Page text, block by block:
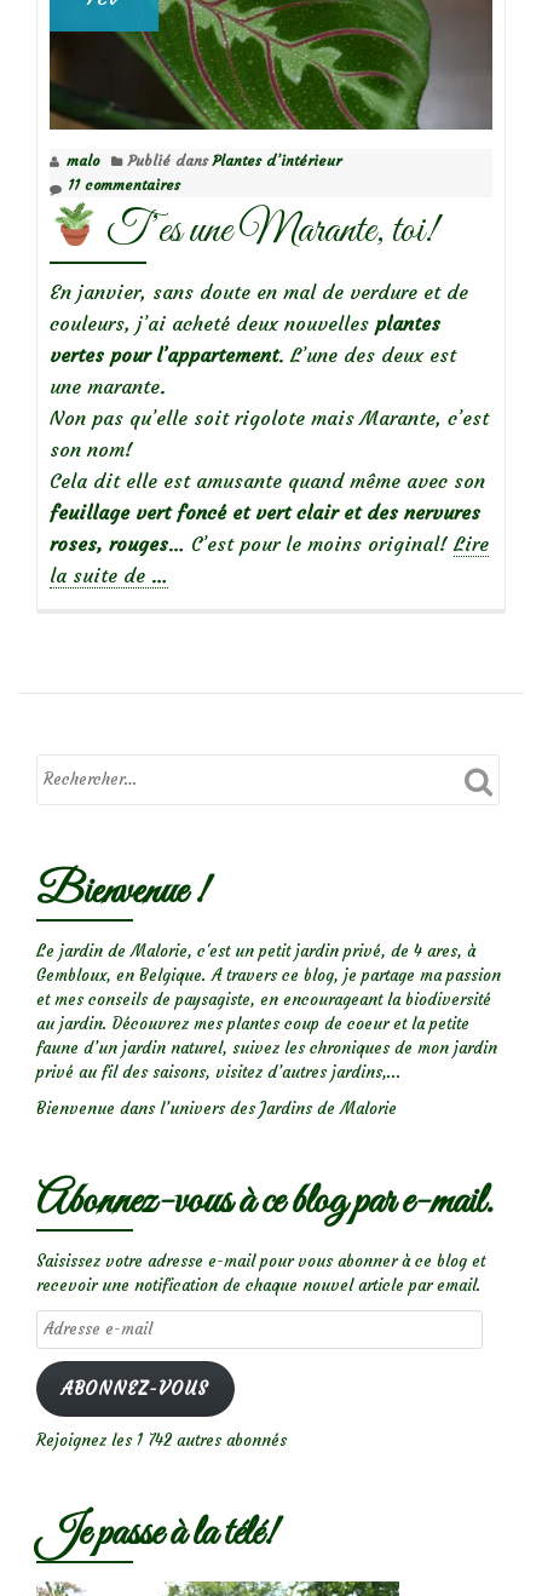
malo Publié dansPlantes d’intérieur
11 commentaires
T’es une Marante, toi!
En janvier, sans doute en mal de verdure et de
couleurs, j’ai acheté deux nouvelles plantes
vertes pour l’appartement. L’une des deux est
une marante.
Non pas qu’elle soit rigolote mais Marante, c’est
son nom!
Cela dit elle est amusante quand même avec son
feuillage vert foncé et vert clair et des nervures
roses, rouges… C’est pour le moins original! Lire
la suite de
T’es
Marante,
…
Bienvenue !
Le jardin de Malorie, c'est un petit jardin privé, de 4 ares, à
Gembloux, en Belgique. A travers ce blog, je partage ma passion
et mes conseils de paysagiste, en encourageant la biodiversité
au jardin. Découvrez mes plantes coup de coeur et la petite
faune d’un jardin naturel, suivez les chroniques de mon jardin
privé au fil des saisons, visitez d’autres jardins,...
Bienvenue dans l’univers des Jardins de Malorie
Abonnez-vous à ce blog par e-mail.
Saisissez votre adresse e-mail pour vous abonner à ce blog et
recevoir une notification de chaque nouvel article par email.
Adresse
e-
mail
ABONNEZ-VOUS
Rejoignez les 1 742 autres abonnés
Je passe à la télé!